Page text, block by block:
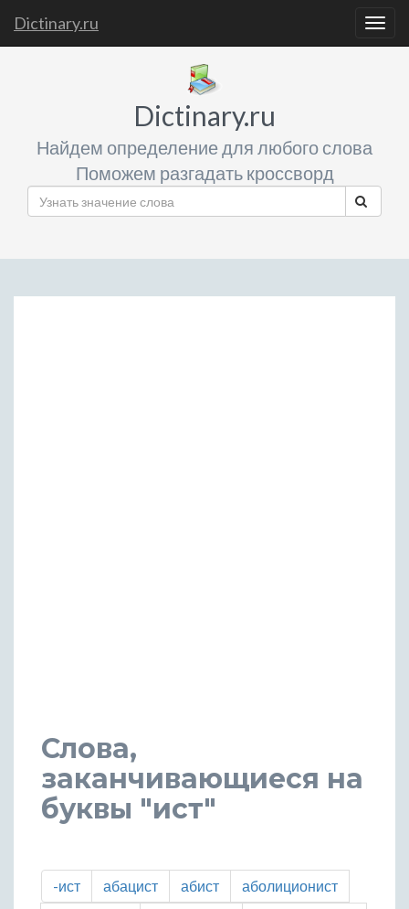
Dictinary.ru
Dictinary.ru
Найдем определение для любого слова
Поможем разгадать кроссворд
Слова,
заканчивающиеся на
буквы "ист"
-ист абацист абист
аболиционист